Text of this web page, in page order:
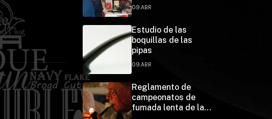
09.ABR
Estudio de las
boquillas de las
pipas
09.ABR
Reglamento de
campeonatos de
fumada lenta de la